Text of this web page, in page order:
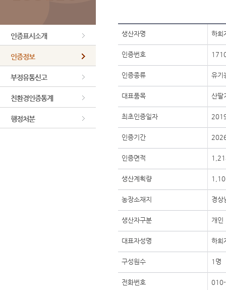
인증표시소개
인증정보
부정유통신고
친환경인증통계
행정처분
생산자명 하희
인증번호
인증종류 유기
대표품목 산딸
최초인증일자
인증기간
인증면적
생산계획량
농장소재지 경상
생산자구분 개인
대표자성명 하희
구성원수 1명
전화번호